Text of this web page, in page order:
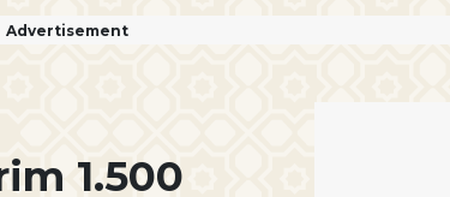
Advertisement
1.500